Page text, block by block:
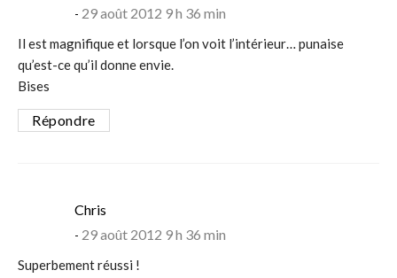
29 août 2012 9 h 36 min
Il est magnifique et lorsque l’on voit l’intérieur… punaise
qu’est-ce qu’il donne envie.
Bises
Répondre
Chris
29 août 2012 9 h 36 min
Superbement réussi !